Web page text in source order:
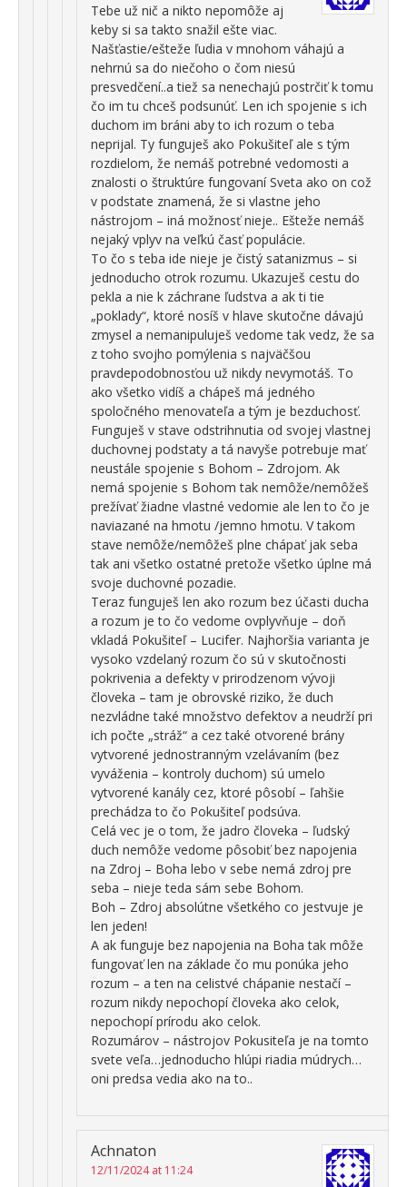
Tebe už nič a nikto nepomôže aj
keby si sa takto snažil ešte viac.
Našťastie/ešteže ľudia v mnohom váhajú a
nehrnú sa do niečoho o čom niesú
presvedčení..a tiež sa nenechajú postrčiť k tomu
čo im tu chceš podsunúť. Len ich spojenie s ich
duchom im bráni aby to ich rozum o teba
neprijal. Ty funguješ ako Pokušiteľ ale s tým
rozdielom, že nemáš potrebné vedomosti a
znalosti o štruktúre fungovaní Sveta ako on což
v podstate znamená, že si vlastne jeho
nástrojom – iná možnosť nieje.. Ešteže nemáš
nejaký vplyv na veľkú časť populácie.
To čo s teba ide nieje je čistý satanizmus – si
jednoducho otrok rozumu. Ukazuješ cestu do
pekla a nie k záchrane ľudstva a ak ti tie
„poklady“, ktoré nosíš v hlave skutočne dávajú
zmysel a nemanipuluješ vedome tak vedz, že sa
z toho svojho pomýlenia s najväčšou
pravdepodobnosťou už nikdy nevymotáš. To
ako všetko vidíš a chápeš má jedného
spoločného menovateľa a tým je bezduchosť.
Funguješ v stave odstrihnutia od svojej vlastnej
duchovnej podstaty a tá navyše potrebuje mať
neustále spojenie s Bohom – Zdrojom. Ak
nemá spojenie s Bohom tak nemôže/nemôžeš
prežívať žiadne vlastné vedomie ale len to čo je
naviazané na hmotu /jemno hmotu. V takom
stave nemôže/nemôžeš plne chápať jak seba
tak ani všetko ostatné pretože všetko úplne má
svoje duchovné pozadie.
Teraz funguješ len ako rozum bez účasti ducha
a rozum je to čo vedome ovplyvňuje – doň
vkladá Pokušiteľ – Lucifer. Najhoršia varianta je
vysoko vzdelaný rozum čo sú v skutočnosti
pokrivenia a defekty v prirodzenom vývoji
človeka – tam je obrovské riziko, že duch
nezvládne také množstvo defektov a neudrží pri
ich počte „stráž“ a cez také otvorené brány
vytvorené jednostranným vzelávaním (bez
vyváženia – kontroly duchom) sú umelo
vytvorené kanály cez, ktoré pôsobí – ľahšie
prechádza to čo Pokušiteľ podsúva.
Celá vec je o tom, že jadro človeka – ľudský
duch nemôže vedome pôsobiť bez napojenia
na Zdroj – Boha lebo v sebe nemá zdroj pre
seba – nieje teda sám sebe Bohom.
Boh – Zdroj absolútne všetkého co jestvuje je
len jeden!
A ak funguje bez napojenia na Boha tak môže
fungovať len na základe čo mu ponúka jeho
rozum – a ten na celistvé chápanie nestačí –
rozum nikdy nepochopí človeka ako celok,
nepochopí prírodu ako celok.
Rozumárov – nástrojov Pokusiteľa je na tomto
svete veľa…jednoducho hlúpi riadia múdrych…
oni predsa vedia ako na to..
Achnaton
12/11/2024 at 11:24